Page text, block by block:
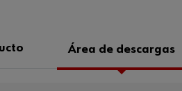
Área de descargas